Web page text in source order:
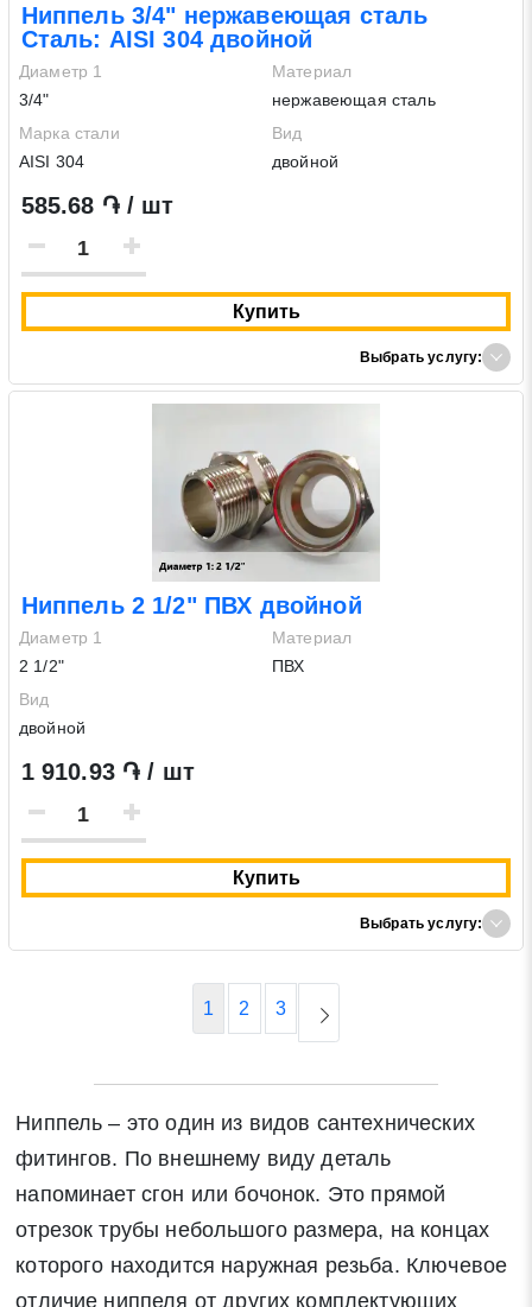
Ниппель 3/4" нержавеющая сталь
Сталь: AISI 304 двойной
Диаметр 1
3/4"
Материал
нержавеющая сталь
Марка стали
AISI 304
Вид
двойной
585.68 ֏ / шт
Купить
Выбрать услугу:
Ниппель 2 1/2" ПВХ двойной
Диаметр 1
2 1/2"
Материал
ПВХ
Вид
двойной
1 910.93 ֏ / шт
Купить
Выбрать услугу:
1 2 3
Ниппель – это один из видов сантехнических
фитингов. По внешнему виду деталь
напоминает сгон или бочонок. Это прямой
отрезок трубы небольшого размера, на концах
которого находится наружная резьба. Ключевое
отличие ниппеля от других комплектующих